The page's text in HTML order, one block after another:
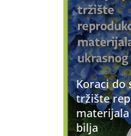
Koraci do
tržište
bilja